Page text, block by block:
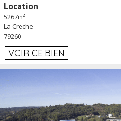
Location
5267m²
La Creche
79260
VOIR CE BIEN